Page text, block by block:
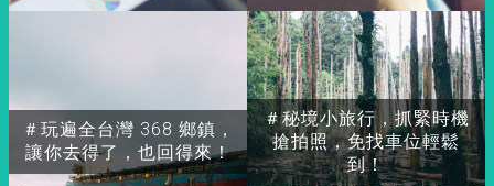
＃玩遍全台灣 368 鄉鎮，
讓你去得了，也回得來！
＃秘境小旅行，抓緊時機
搶拍照，免找車位輕鬆
到！